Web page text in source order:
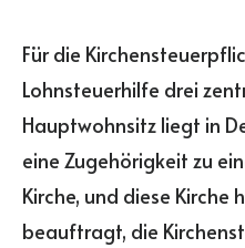
Für die
Lohnsteuerhilfe drei
Hauptwohnsitz liegt in
eine Zugehörigkeit zu
Kirche, und diese Kirche
beauftragt, die